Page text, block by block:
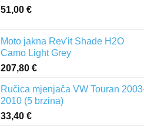
51,00 €
Moto jakna Rev'it Shade H2O
Camo Light Grey
207,80 €
Ručica mjenjača VW Touran
2010 (5 brzina)
33,40 €